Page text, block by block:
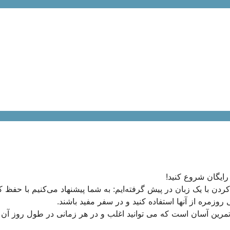
رایگان شروع کنید!
با یک زبان در پیش گرفته‌ایم: به شما پیشنهاد می‌کنیم با حفظ
از آنها استفاده کنید و در سفر مفید باشند.
آسان است که می توانید اغلب و در هر زمانی در طول روز آن